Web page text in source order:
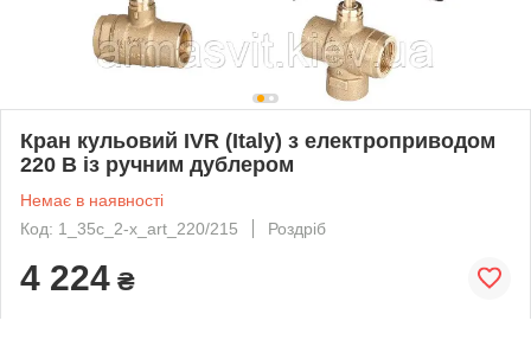
Кран кульовий IVR (Italy) з електроприводом
220 В із ручним дублером
Немає в наявності
Код: 1_35с_2-x_art_220/215
Роздріб
4 224 ₴